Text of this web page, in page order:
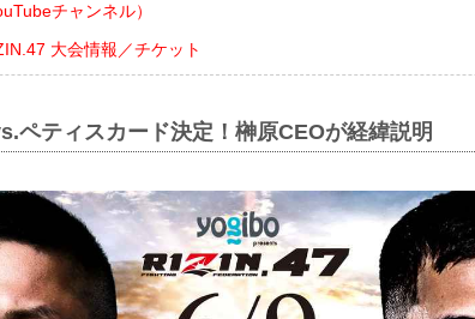
チャンネル）
大会情報／チケット
ペティスカード決定！榊原CEOが経緯説明